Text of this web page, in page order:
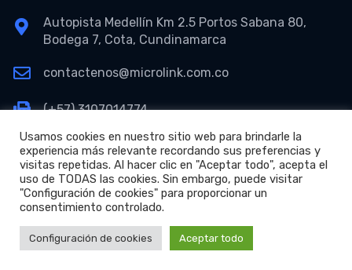
Autopista Medellín Km 2.5 Portos Sabana 80,
Bodega 7, Cota, Cundinamarca
contactenos@microlink.com.co
(+57) 3107014774
Copyright © 2026 Microlink S.A.S.
+
Usamos cookies en nuestro sitio web para brindarle la
experiencia más relevante recordando sus preferencias y
visitas repetidas. Al hacer clic en "Aceptar todo", acepta el
uso de TODAS las cookies. Sin embargo, puede visitar
"Configuración de cookies" para proporcionar un
consentimiento controlado.
Configuración de cookies Aceptar todo